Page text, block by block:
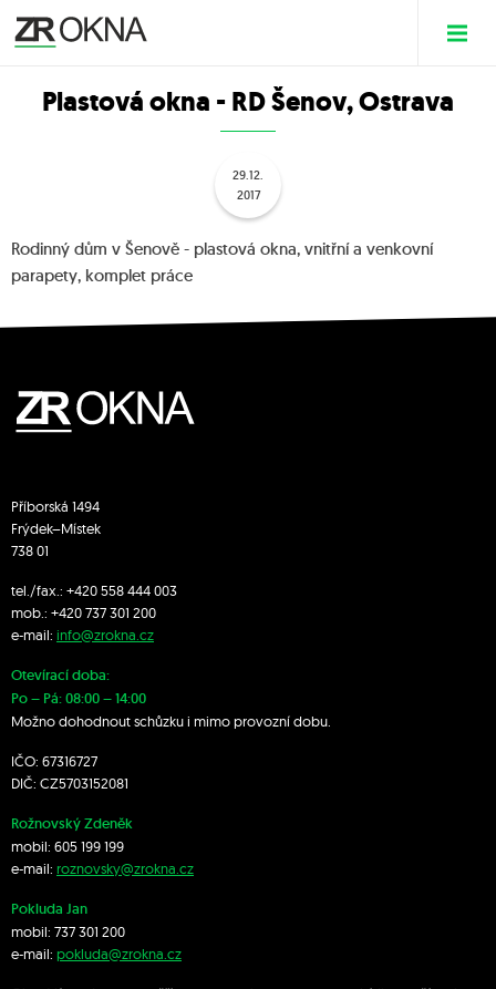
Plastová okna - RD Šenov, Ostrava
29.12.
2017
Rodinný dům v Šenově - plastová okna, vnitřní a venkovní
parapety, komplet práce
Příborská 1494
Frýdek–Místek
738 01
tel./fax.: +420 558 444 003
mob.: +420 737 301 200
e-mail: info@zrokna.cz
Otevírací doba:
Po – Pá: 08:00 – 14:00
Možno dohodnout schůzku i mimo provozní dobu.
IČO: 67316727
DIČ: CZ5703152081
Rožnovský Zdeněk
mobil: 605 199 199
e-mail: roznovsky@zrokna.cz
Pokluda Jan
mobil: 737 301 200
e-mail: pokluda@zrokna.cz